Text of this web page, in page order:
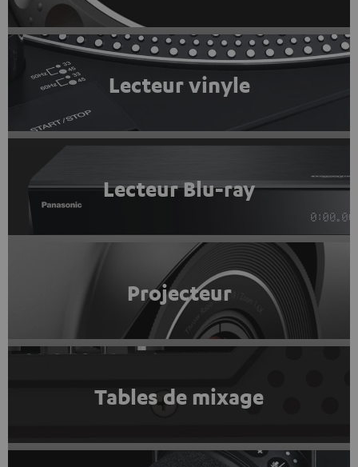
Lecteur vinyle
Lecteur Blu-ray
Projecteur
Tables de mixage